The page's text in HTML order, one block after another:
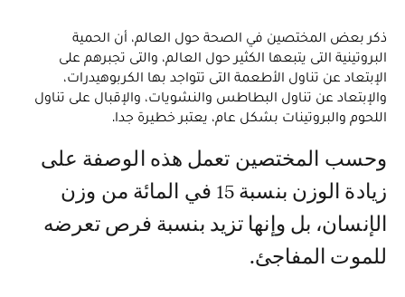
ذكر بعض المختصين في الصحة حول العالم، أن الحمية
البروتينية التى يتبعها الكثير حول العالم، والتى تجبرهم على
الإبتعاد عن تناول الأطعمة التى تتواجد بها الكربوهيدرات،
والإبتعاد عن تناول البطاطس والنشويات، والإقبال على تناول
اللحوم والبروتينات بشكل عام، يعتبر خطيرة جدا.
وحسب المختصين تعمل هذه الوصفة على
زيادة الوزن بنسبة 15 في المائة من وزن
الإنسان، بل وإنها تزيد بنسبة فرص تعرضه
للموت المفاجئ.